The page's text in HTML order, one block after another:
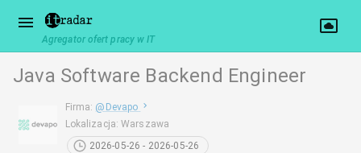
Agregator ofert pracy w IT
Java Software Backend Engineer
Firma: @ Devapo
Lokalizacja:Warszawa
2026-05-26 - 2026-05-26